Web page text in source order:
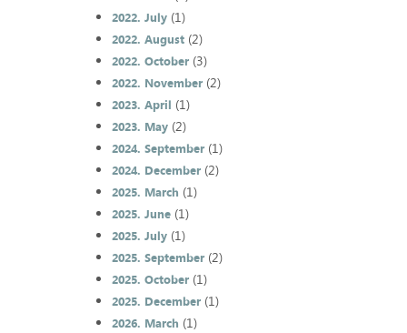
2022. July(1)
2022. August(2)
2022. October(3)
2022. November(2)
2023. April (1)
2023. May(2)
2024. September(1)
2024. December(2)
2025. March (1)
2025. June(1)
2025. July(1)
2025. September(2)
2025. October(1)
2025. December(1)
2026. March (1)